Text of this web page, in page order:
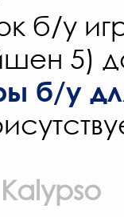
б/у
5)
б/у